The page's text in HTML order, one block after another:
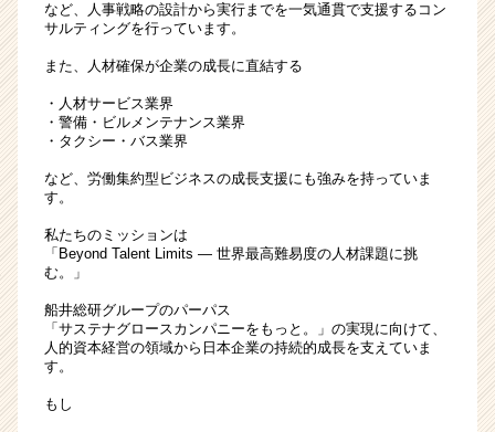
など、人事戦略の設計から実行までを一気通貫で支援するコン
サルティングを行っています。
また、人材確保が企業の成長に直結する
・人材サービス業界
・警備・ビルメンテナンス業界
・タクシー・バス業界
など、労働集約型ビジネスの成長支援にも強みを持っていま
す。
私たちのミッションは
「Beyond Talent Limits ― 世界最高難易度の人材課題に挑
む。」
船井総研グループのパーパス
「サステナグロースカンパニーをもっと。」の実現に向けて、
人的資本経営の領域から日本企業の持続的成長を支えていま
す。
もし